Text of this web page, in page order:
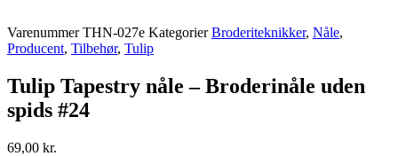
VarenummerTHN-027e Kategorier Broderiteknikker, Nåle,
Producent, Tilbehør, Tulip
Tulip Tapestry nåle – Broderinåle uden
spids #24
69,00 kr.